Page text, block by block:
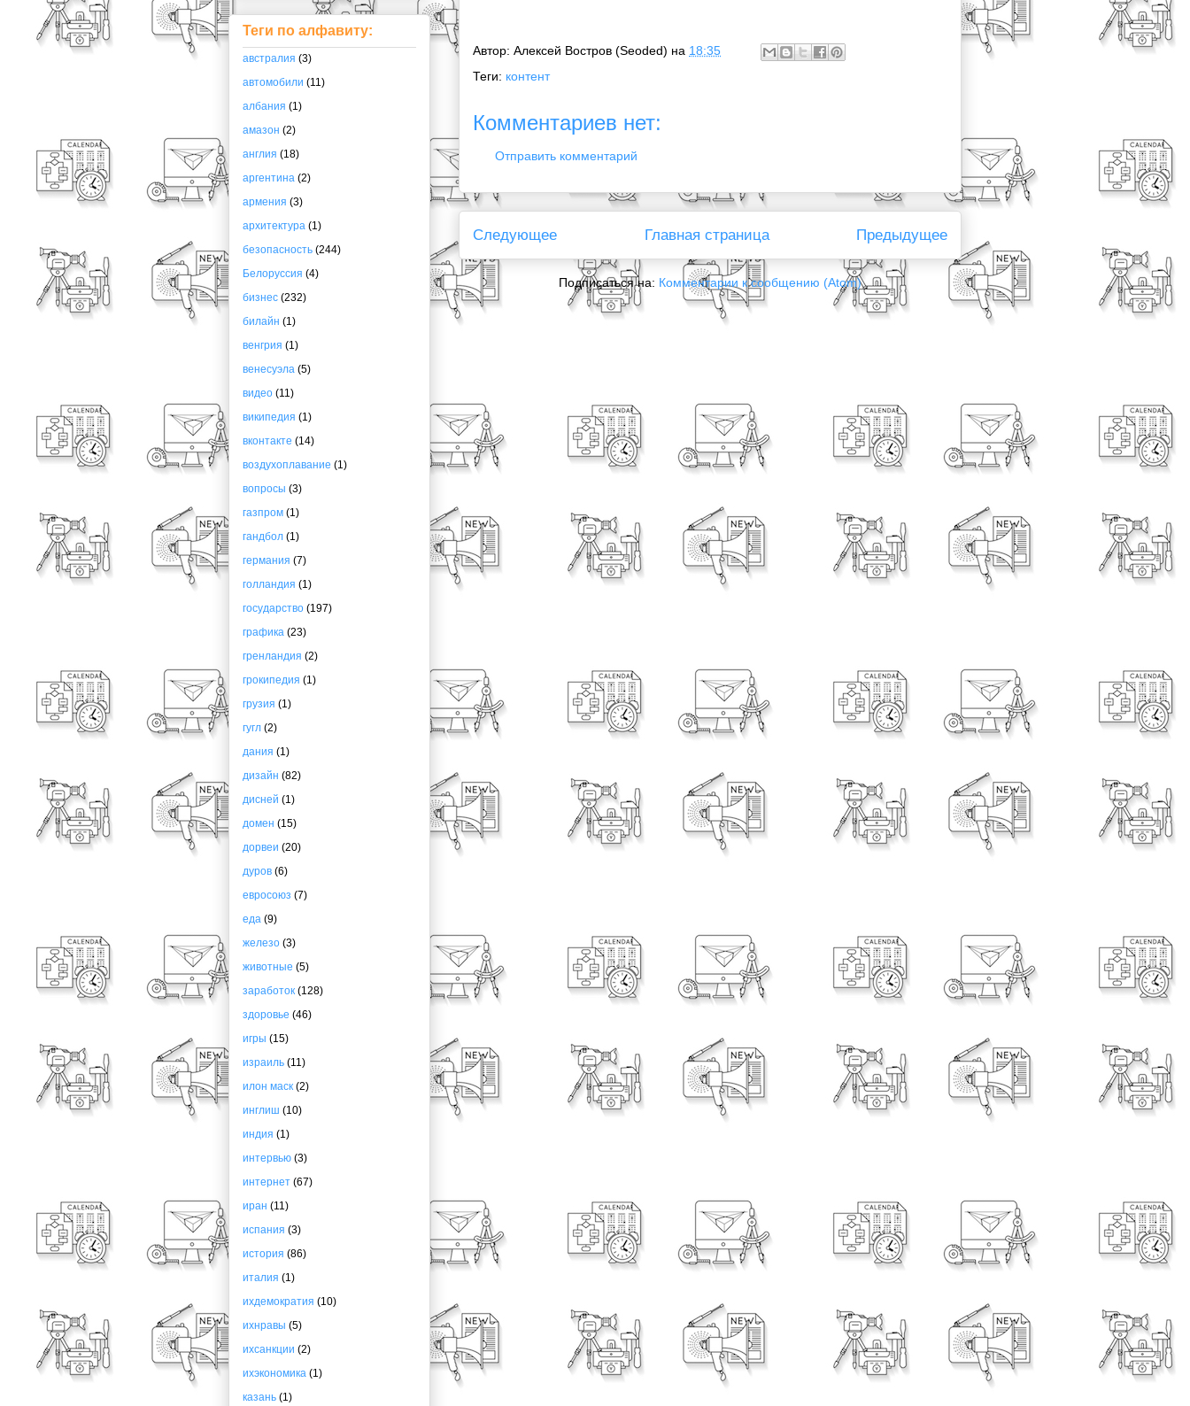
Автор: Алексей Востров (Seoded) на 18:35
Теги: контент
Комментариев нет:
Отправить комментарий
Следующее Предыдущее
Главная страница
Подписаться на: Комментарии к сообщению (Atom)
Теги по алфавиту:
австралия (3)
автомобили (11)
албания (1)
амазон (2)
англия (18)
аргентина (2)
армения (3)
архитектура (1)
безопасность (244)
Белоруссия (4)
бизнес (232)
билайн (1)
венгрия (1)
венесуэла (5)
видео (11)
википедия (1)
вконтакте (14)
воздухоплавание (1)
вопросы (3)
газпром (1)
гандбол (1)
германия (7)
голландия (1)
государство (197)
графика (23)
гренландия (2)
грокипедия (1)
грузия (1)
гугл (2)
дания (1)
дизайн (82)
дисней (1)
домен (15)
дорвеи (20)
дуров (6)
евросоюз (7)
еда (9)
железо (3)
животные (5)
заработок (128)
здоровье (46)
игры (15)
израиль (11)
илон маск (2)
инглиш (10)
индия (1)
интервью (3)
интернет (67)
иран (11)
испания (3)
история (86)
италия (1)
ихдемократия (10)
ихнравы (5)
ихсанкции (2)
ихэкономика (1)
казань (1)